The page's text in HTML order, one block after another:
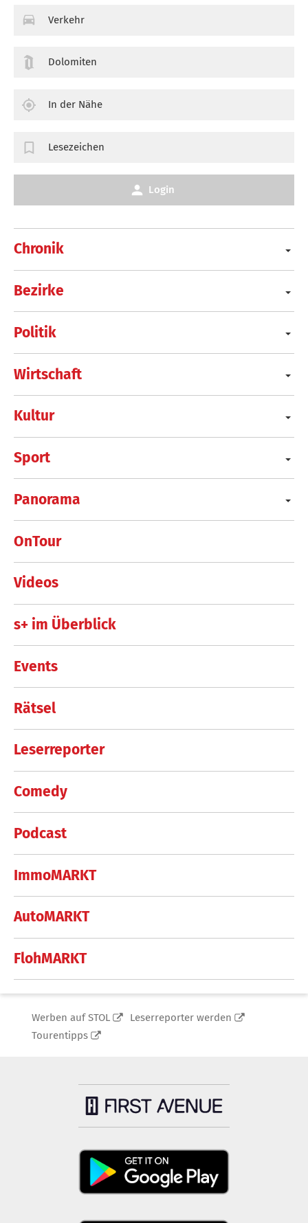
Chronik
Bezirke
Politik
Wirtschaft
Kultur
Sport
Panorama
OnTour
Videos
s+ im Überblick
Events
Rätsel
Leserreporter
Comedy
Podcast
ImmoMARKT
AutoMARKT
FlohMARKT
Verkehr
Dolomiten
In der Nähe
Lesezeichen
Login
Werben auf STOL
Leserreporter werden
Tourentipps